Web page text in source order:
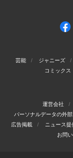
芸能 ジャニーズ
コミックス
運営会社
パーソナルデータの外
広告掲載
ニュース提
お問